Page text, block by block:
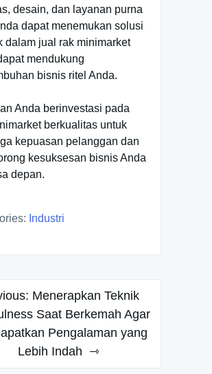
desain, dan layanan purna
dapat menemukan solusi
dalam jual rak minimarket
mendukung
bisnis ritel Anda.
Anda berinvestasi pada
berkualitas untuk
kepuasan pelanggan dan
kesuksesan bisnis Anda
depan.
Industri
Menerapkan Teknik
Saat Berkemah Agar
Pengalaman yang
Lebih Indah